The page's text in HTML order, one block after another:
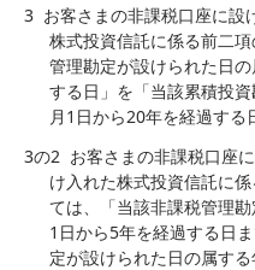
3 お客さまの非課税口座に設
株式投資信託に係る前二
管理勘定が設けられた日
する日」を「当該累積投
月1日から20年を経過する
3の2 お客さまの非課税口座
け入れた株式投資信託に
ては、「当該非課税管理
1日から5年を経過する日
定が設けられた日の属す